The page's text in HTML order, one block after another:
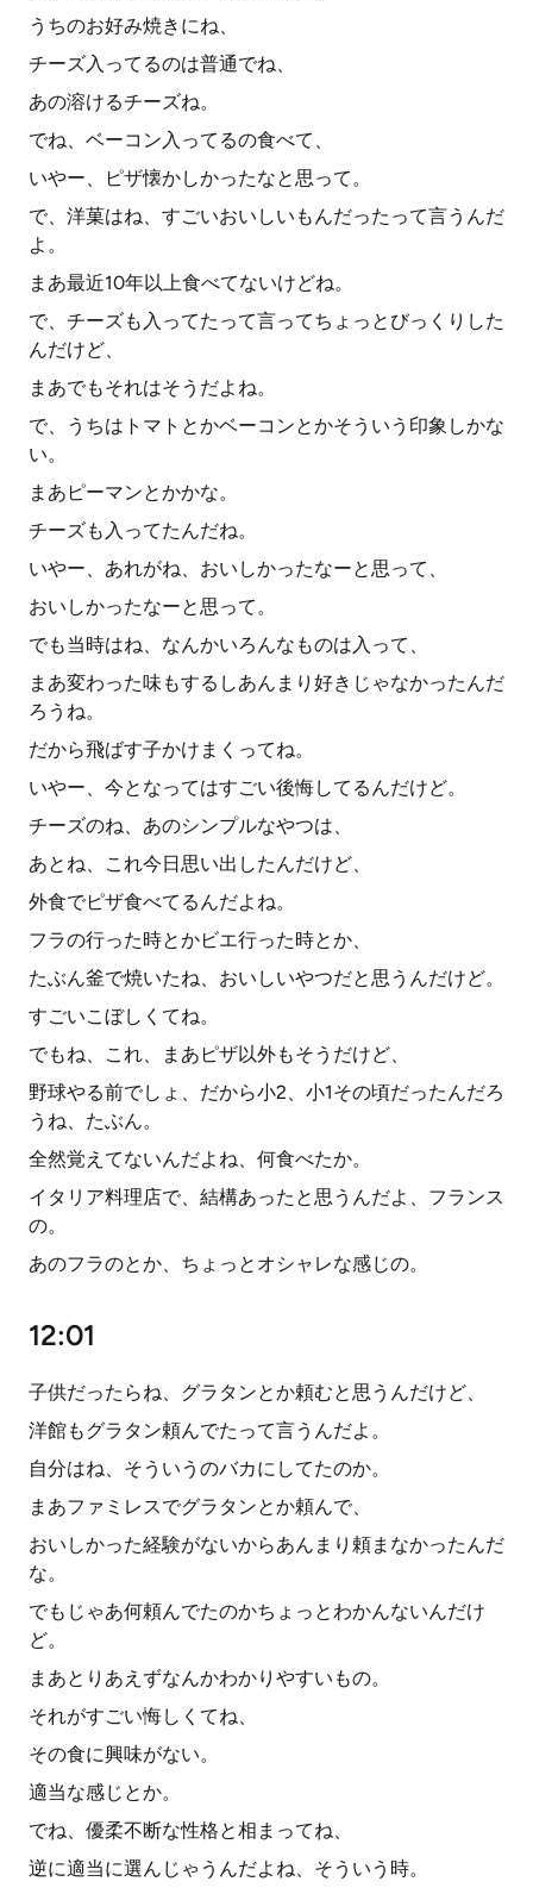
うちのお好み焼きにね、
チーズ入ってるのは普通でね、
あの溶けるチーズね。
でね、ベーコン入ってるの食べて、
いやー、ピザ懐かしかったなと思って。
で、洋菓はね、すごいおいしいもんだったって言うんだ
よ。
まあ最近10年以上食べてないけどね。
で、チーズも入ってたって言ってちょっとびっくりした
んだけど、
まあでもそれはそうだよね。
で、うちはトマトとかベーコンとかそういう印象しかな
い。
まあピーマンとかかな。
チーズも入ってたんだね。
いやー、あれがね、おいしかったなーと思って、
おいしかったなーと思って。
でも当時はね、なんかいろんなものは入って、
まあ変わった味もするしあんまり好きじゃなかったんだ
ろうね。
だから飛ばす子かけまくってね。
いやー、今となってはすごい後悔してるんだけど。
チーズのね、あのシンプルなやつは、
あとね、これ今日思い出したんだけど、
外食でピザ食べてるんだよね。
フラの行った時とかビエ行った時とか、
たぶん釜で焼いたね、おいしいやつだと思うんだけど。
すごいこぼしくてね。
でもね、これ、まあピザ以外もそうだけど、
野球やる前でしょ、だから小2、小1その頃だったんだろ
うね、たぶん。
全然覚えてないんだよね、何食べたか。
イタリア料理店で、結構あったと思うんだよ、フランス
の。
あのフラのとか、ちょっとオシャレな感じの。
12:01
子供だったらね、グラタンとか頼むと思うんだけど、
洋館もグラタン頼んでたって言うんだよ。
自分はね、そういうのバカにしてたのか。
まあファミレスでグラタンとか頼んで、
おいしかった経験がないからあんまり頼まなかったんだ
な。
でもじゃあ何頼んでたのかちょっとわかんないんだけ
ど。
まあとりあえずなんかわかりやすいもの。
それがすごい悔しくてね、
その食に興味がない。
適当な感じとか。
でね、優柔不断な性格と相まってね、
逆に適当に選んじゃうんだよね、そういう時。